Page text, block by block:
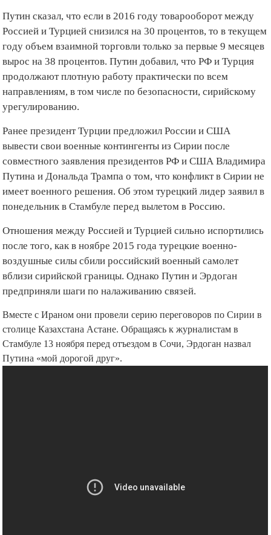
Путин сказал, что если в 2016 году товарооборот между
Россией и Турцией снизился на 30 процентов, то в текущем
году объем взаимной торговли только за первые 9 месяцев
вырос на 38 процентов. Путин добавил, что РФ и Турция
продолжают плотную работу практически по всем
направлениям, в том числе по безопасности, сирийскому
урегулированию.
Ранее президент Турции предложил России и США
вывести свои военные контингенты из Сирии после
совместного заявления президентов РФ и США Владимира
Путина и Дональда Трампа о том, что конфликт в Сирии не
имеет военного решения. Об этом турецкий лидер заявил в
понедельник в Стамбуле перед вылетом в Россию.
Отношения между Россией и Турцией сильно испортились
после того, как в ноябре 2015 года турецкие военно-
воздушные силы сбили российский военный самолет
вблизи сирийской границы. Однако Путин и Эрдоган
предприняли шаги по налаживанию связей.
Вместе с Ираном они провели серию переговоров по Сирии в
столице Казахстана Астане. Обращаясь к журналистам в
Стамбуле 13 ноября перед отъездом в Сочи, Эрдоган назвал
Путина «мой дорогой друг».